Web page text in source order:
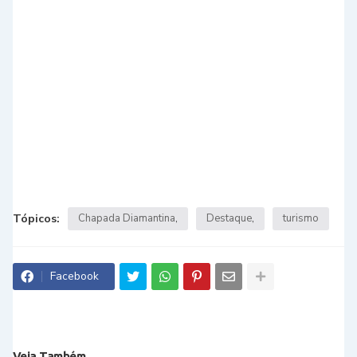
Tópicos: Chapada Diamantina Destaque turismo
Facebook